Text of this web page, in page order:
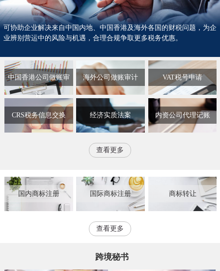
可协助企业解决来自中国内地、中国香港及海外各国的财税问题，为企
业辨别营运中的风险与机遇，合理合规争取更多税务优惠。
中国香港公司做账审
计
海外公司做账审计 VAT税号申请
CRS税务信息交换 经济实质法案 内资公司代理记账
查看更多
国内商标注册 国际商标注册 商标转让
查看更多
跨境秘书